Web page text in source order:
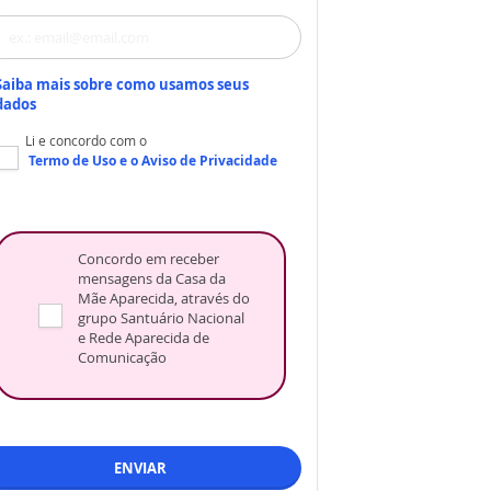
mais sobre como usamos seus
Li e concordo com o
Termo de Usoe oAviso de Privacidade
Concordo em receber
mensagens da Casa da
Mãe Aparecida, através do
grupo Santuário Nacional
e Rede Aparecida de
Comunicação
ENVIAR